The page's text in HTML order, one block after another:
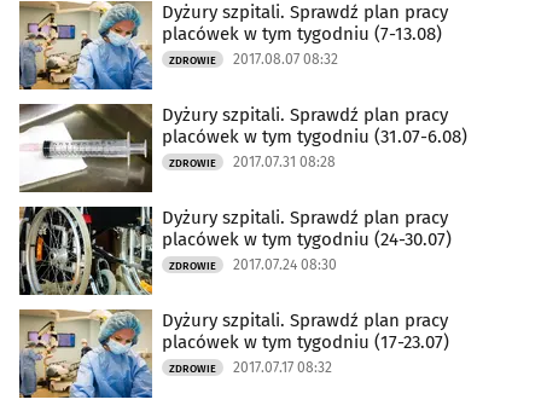
Dyżury szpitali. Sprawdź plan pracy
placówek w tym tygodniu (7-13.08)
ZDROWIE 2017.08.07 08:32
Dyżury szpitali. Sprawdź plan pracy
placówek w tym tygodniu (31.07-6.08)
ZDROWIE 2017.07.31 08:28
Dyżury szpitali. Sprawdź plan pracy
placówek w tym tygodniu (24-30.07)
ZDROWIE 2017.07.24 08:30
Dyżury szpitali. Sprawdź plan pracy
placówek w tym tygodniu (17-23.07)
ZDROWIE 2017.07.17 08:32